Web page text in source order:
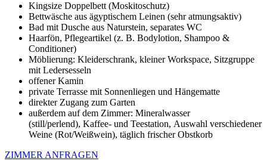
Kingsize Doppelbett (Moskitoschutz)
Bettwäsche aus ägyptischem Leinen (sehr atmungsaktiv)
Bad mit Dusche aus Naturstein, separates WC
Haarfön, Pflegeartikel (z. B. Bodylotion, Shampoo &
Conditioner)
Möblierung: Kleiderschrank, kleiner Workspace, Sitzgruppe
mit Ledersesseln
offener Kamin
private Terrasse mit Sonnenliegen und Hängematte
direkter Zugang zum Garten
außerdem auf dem Zimmer: Mineralwasser
(still/perlend), Kaffee- und Teestation, Auswahl verschiedener
Weine (Rot/Weißwein), täglich frischer Obstkorb
ZIMMER ANFRAGEN